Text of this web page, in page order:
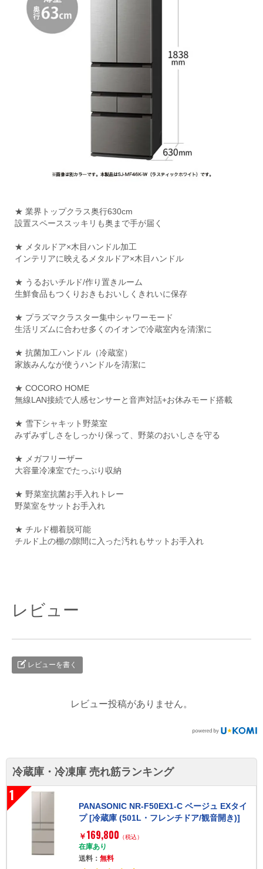
★ 業界トップクラス奥行630cm
設置スペーススッキリも奥まで手が届く
★ メタルドア×木目ハンドル加工
インテリアに映えるメタルドア×木目ハンドル
★ うるおいチルド/作り置きルーム
生鮮食品もつくりおきもおいしくきれいに保存
★ プラズマクラスター集中シャワーモード
生活リズムに合わせ多くのイオンで冷蔵室内を清潔に
★ 抗菌加工ハンドル（冷蔵室）
家族みんなが使うハンドルを清潔に
★ COCORO HOME
無線LAN接続で人感センサーと音声対話+お休みモード搭載
★ 雪下シャキット野菜室
みずみずしさをしっかり保って、野菜のおいしさを守る
★ メガフリーザー
大容量冷凍室でたっぷり収納
★ 野菜室抗菌お手入れトレー
野菜室をサットお手入れ
★ チルド棚着脱可能
チルド上の棚の隙間に入った汚れもサットお手入れ
レビュー
レビューを書く
レビュー投稿がありません。
冷蔵庫・冷凍庫 売れ筋ランキング
1
PANASONIC NR-F50EX1-C ベージュ EXタイ
プ [冷蔵庫 (501L・フレンチドア/観音開き)]
￥ 169,800 （税込）
在庫あり
送料：無料